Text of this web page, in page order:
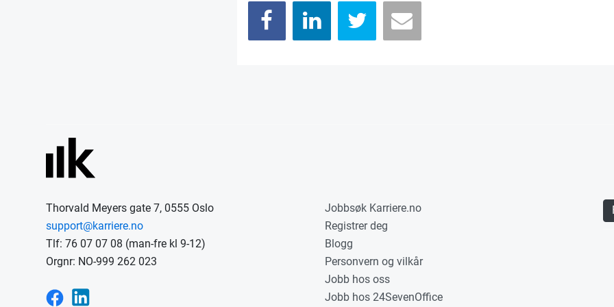
Thorvald Meyers gate 7, 0555 Oslo
support@karriere.no
Tlf: 76 07 07 08 (man-fre kl 9-12)
Orgnr: NO-999 262 023
Jobbsøk Karriere.no
Registrer deg
Blogg
Personvern og vilkår
Jobb hos oss
Jobb hos 24SevenOffice